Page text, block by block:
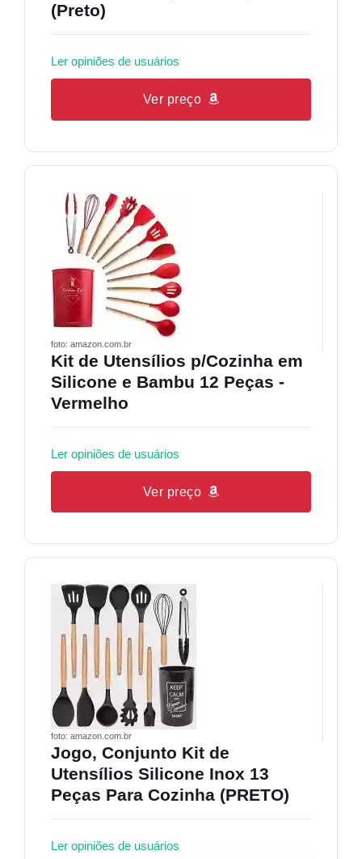
(Preto)
Ler opiniões de usuários
Ver preço
foto: amazon.com.br
Kit de Utensílios p/Cozinha em
Silicone e Bambu 12 Peças -
Vermelho
Ler opiniões de usuários
Ver preço
foto: amazon.com.br
Jogo, Conjunto Kit de
Utensílios Silicone Inox 13
Peças Para Cozinha (PRETO)
Ler opiniões de usuários